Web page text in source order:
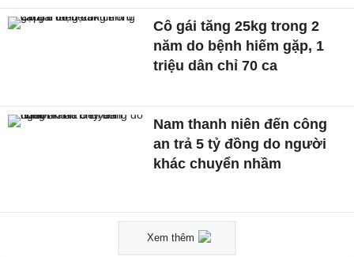
Cô gái tăng 25kg trong 2
năm do bệnh hiếm gặp, 1
triệu dân chỉ 70 ca
Nam thanh niên đến công
an trả 5 tỷ đồng do người
khác chuyển nhầm
Xem thêm